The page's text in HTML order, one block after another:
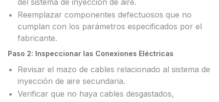
del sistema de inyección de aire.
Reemplazar componentes defectuosos que no
cumplan con los parámetros especificados por el
fabricante.
Paso 2: Inspeccionar las Conexiones Eléctricas
Revisar el mazo de cables relacionado al sistema de
inyección de aire secundaria.
Verificar que no haya cables desgastados,